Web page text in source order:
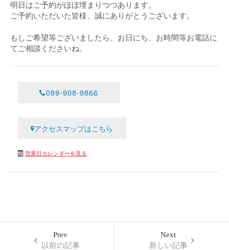
明日はご予約がほぼ埋まりつつあります。
ご予約いただいた皆様、誠にありがとうございます。
もしご希望等ございましたら、お日にち、お時間等お電話に
てご相談くださいね。
089-908-9866
アクセスマップはこちら
営業日カレンダーを見る
Prev
以前の記事
Next
新しい記事